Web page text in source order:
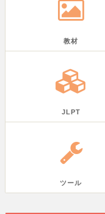
教材
JLPT
ツール